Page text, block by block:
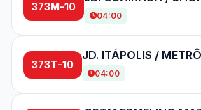
373M-10
04:00
373T-10
04:00